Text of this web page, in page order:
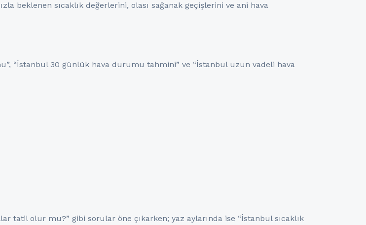
beklenen sıcaklık değerlerini, olası sağanak geçişlerini ve ani hava
“İstanbul 30 günlük hava durumu tahmini” ve “İstanbul uzun vadeli hava
tatil olur mu?” gibi sorular öne çıkarken; yaz aylarında ise “İstanbul sıcaklık